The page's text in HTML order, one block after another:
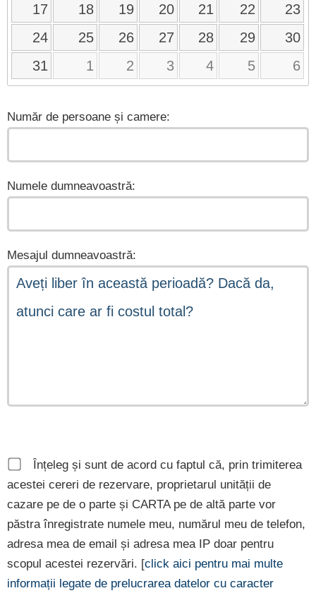
17
18 19 20 21 22
23
24
25 26 27 28 29
30
31
1 2 3 4 5 6
Număr de persoane și camere:
Numele dumneavoastră:
Mesajul dumneavoastră:
Înțeleg și sunt de acord cu faptul că, prin trimiterea
acestei cereri de rezervare, proprietarul unității de
cazare pe de o parte și CARTA pe de altă parte vor
păstra înregistrate numele meu, numărul meu de telefon,
adresa mea de email și adresa mea IP doar pentru
scopul acestei rezervări. [click aici pentru mai multe
informații legate de prelucrarea datelor cu caracter